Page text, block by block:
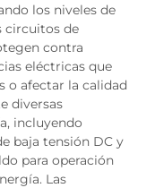
los niveles de
circuitos de
contra
eléctricas que
o afectar la calidad
diversas
incluyendo
baja tensión DC y
para operación
Las